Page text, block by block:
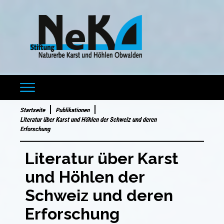
Startseite
Publikationen
Literatur über Karst und Höhlen der Schweiz und deren
Erforschung
Literatur über Karst
und Höhlen der
Schweiz und deren
Erforschung